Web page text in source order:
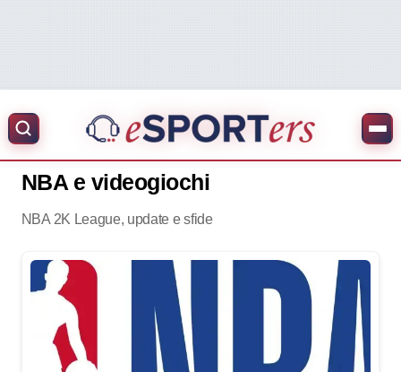
NBA e videogiochi
NBA 2K League, update e sfide